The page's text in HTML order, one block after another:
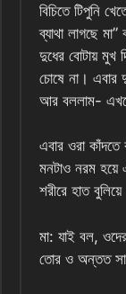
বিচিতে টিপুনি
ব্যাথা লাগছে
দুধের বোটায় মুখ
চোষে না। এবার
আর বললাম-
এবার ওরা
মনটাও নরম হয়ে
শরীরে হাত
মা: যাই বল,
তোর ও অন্তত